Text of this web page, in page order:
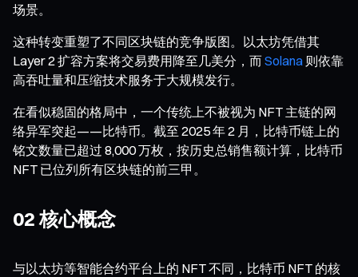
场景。
这种转变重塑了不同区块链的竞争版图。以太坊凭借其
Layer 2 扩容方案将交易费用降至几美分，而Solana 则依靠
高吞吐量和压缩技术服务于大规模发行。
在看似稳固的格局中，一个传统上不被视为 NFT 主链的网
络异军突起——比特币。截至 2025 年 2 月，比特币链上的
铭文数量已超过 8,000 万枚，按历史总销售额计算，比特币
NFT 已位列所有区块链的前三甲。
02 核心概念
与以太坊等智能合约平台上的 NFT 不同，比特币 NFT 的核